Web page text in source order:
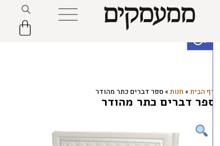
פתח סרגל נגישות
הבית»חנות»ספר דברים כתר מהודר
דברים כתר מהודר